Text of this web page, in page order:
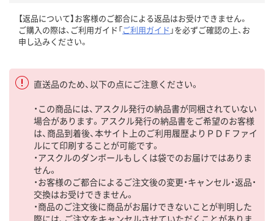
【返品について】お客様のご都合による返品はお受けできません。
ご購入の際は、ご利用ガイド「ご利用ガイド 」を必ずご確認の上、お
申し込みください。
直送品のため、以下の点にご注意ください。
・この商品には、アスクル発行の納品書が同梱されていない
場合があります。アスクル発行の納品書をご希望のお客様
は、商品到着後、本サイト上のご利用履歴よりＰＤＦファイ
ルにて印刷することが可能です。
・アスクルのダンボールもしくは袋でのお届けではありま
せん。
・お客様のご都合によるご注文後の変更・キャンセル・返品・
交換はお受けできません。
・商品のご注文後に商品がお届けできないことが判明した